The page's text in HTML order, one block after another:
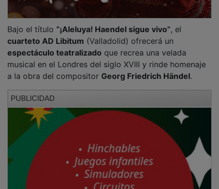
cuarteto AD Libitum(Valladolid) ofrecerá un
espectáculo teatralizadoque recrea una velada
musical en el Londres del siglo XVIII y rinde homenaje
a la obra del compositor Georg Friedrich Händel.